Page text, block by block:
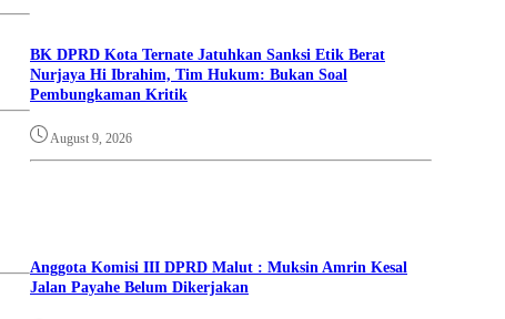
BK DPRD Kota Ternate Jatuhkan Sanksi Etik Berat
Nurjaya Hi Ibrahim, Tim Hukum: Bukan Soal
Pembungkaman Kritik
August 9, 2026
Anggota Komisi III DPRD Malut : Muksin Amrin Kesal
Jalan Payahe Belum Dikerjakan